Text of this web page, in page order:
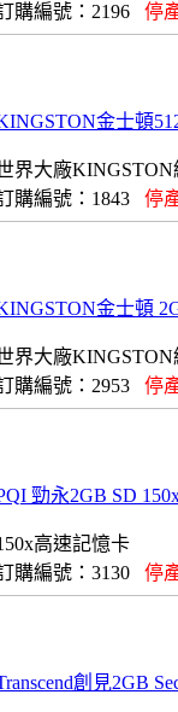
購編號：2196 停
金士頓
界大廠KINGSTON
購編號：1843 停
金士頓
界大廠KINGSTON
購編號：2953 停
勁永2GB SD
高速記憶卡
購編號：3130 停
創見2GB